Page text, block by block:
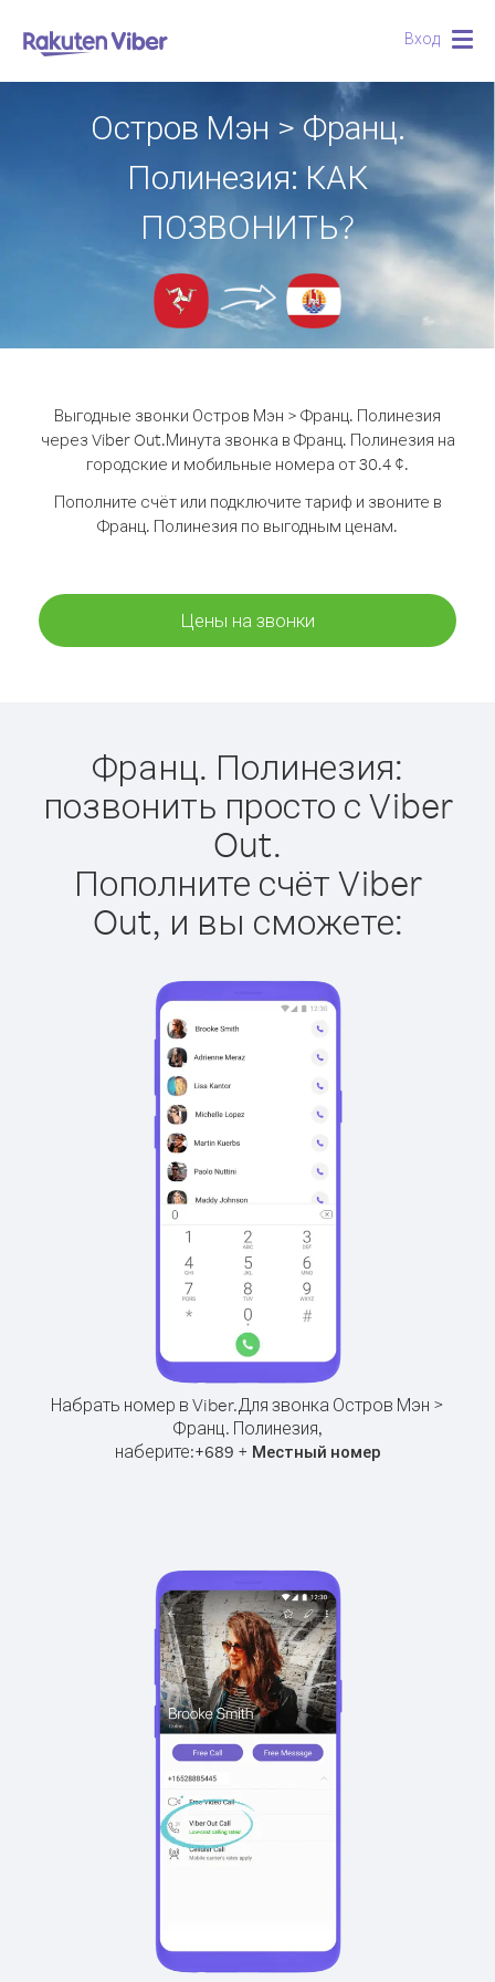
Вход
Остров Мэн > Франц.
Полинезия: КАК
ПОЗВОНИТЬ?
Выгодные звонки Остров Мэн > Франц. Полинезия
через Viber Out.Минута звонка в Франц. Полинезия на
городские и мобильные номера от 30.4 ¢.
Пополните счёт или подключите тариф и звоните в
Франц. Полинезия по выгодным ценам.
Цены на звонки
Франц. Полинезия:
позвонить просто с Viber
Out.
Пополните счёт Viber
Out, и вы сможете:
Набрать номер в Viber.Для звонка Остров Мэн >
Франц. Полинезия,
наберите:+689 + Местный номер